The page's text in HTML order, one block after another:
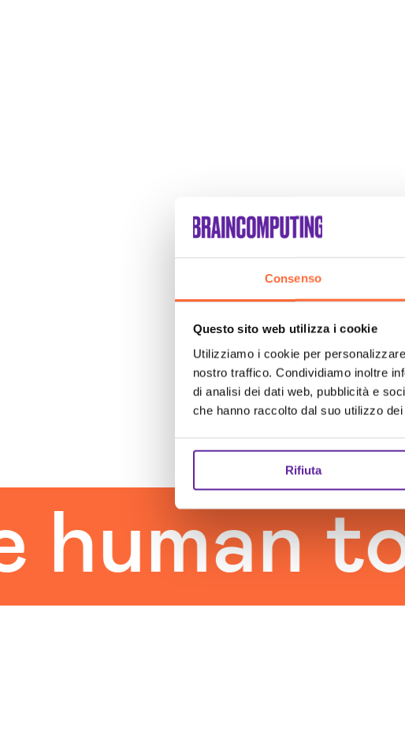
Consenso
Questo sito web utilizza i cookie
Utilizziamo i cookie per
nostro traffico. Condividiamo inoltre
di analisi dei dati web, pubblicità e
che hanno raccolto dal suo utilizzo
Rifiuta